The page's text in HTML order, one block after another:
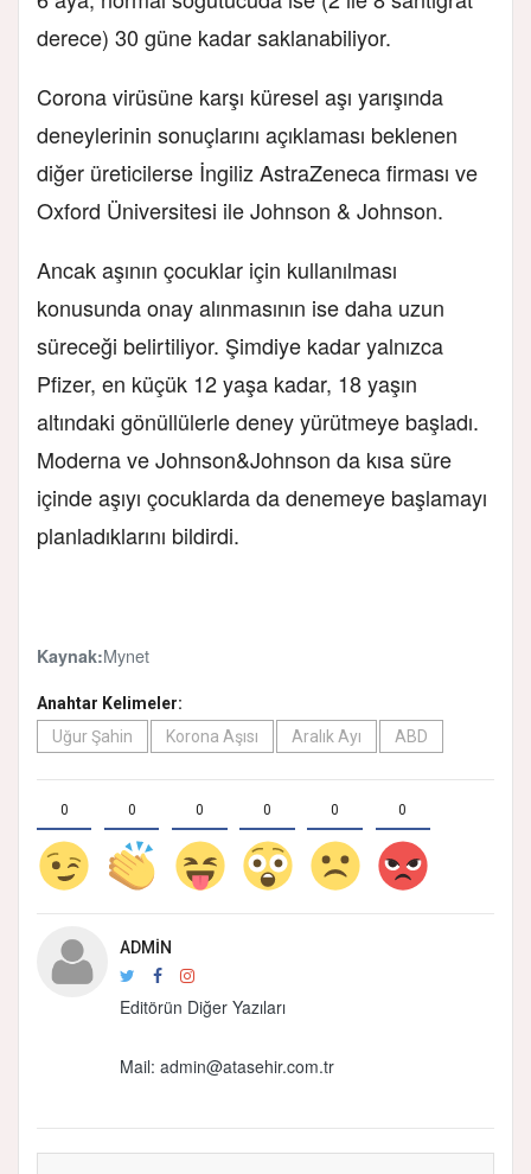
derece) 30 güne kadar saklanabiliyor.
Corona virüsüne karşı küresel aşı yarışında
deneylerinin sonuçlarını açıklaması beklenen
diğer üreticilerse İngiliz AstraZeneca firması ve
Oxford Üniversitesi ile Johnson & Johnson.
Ancak aşının çocuklar için kullanılması
konusunda onay alınmasının ise daha uzun
süreceği belirtiliyor. Şimdiye kadar yalnızca
Pfizer, en küçük 12 yaşa kadar, 18 yaşın
altındaki gönüllülerle deney yürütmeye başladı.
Moderna ve Johnson&Johnson da kısa süre
içinde aşıyı çocuklarda da denemeye başlamayı
planladıklarını bildirdi.
Kaynak:Mynet
Anahtar Kelimeler:
Uğur Şahin
Korona Aşısı Aralık Ayı ABD
0 0 0 0 0 0
ADMIN
Editörün Diğer Yazıları
Mail: admin@atasehir.com.tr